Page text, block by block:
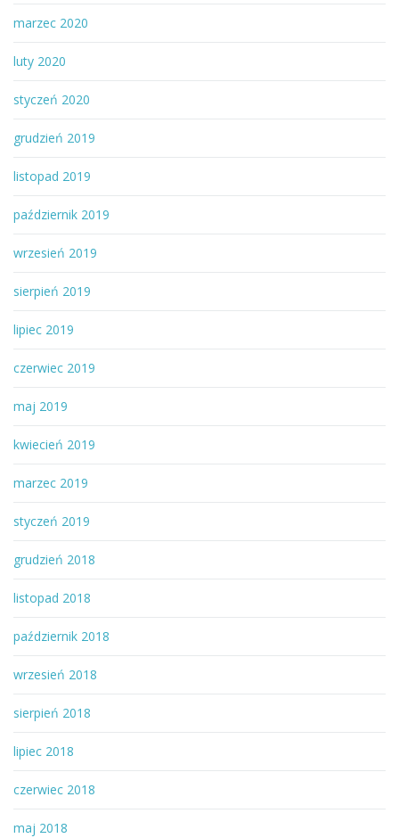
marzec 2020
luty 2020
styczeń 2020
grudzień 2019
listopad 2019
październik 2019
wrzesień 2019
sierpień 2019
lipiec 2019
czerwiec 2019
maj 2019
kwiecień 2019
marzec 2019
styczeń 2019
grudzień 2018
listopad 2018
październik 2018
wrzesień 2018
sierpień 2018
lipiec 2018
czerwiec 2018
maj 2018